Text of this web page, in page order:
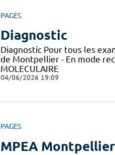
PAGES
Diagnostic
Diagnostic Pour tous les
de Montpellier - En mode
MOLECULAIRE
04/06/2026 19:09
PAGES
MPEA Montpellier